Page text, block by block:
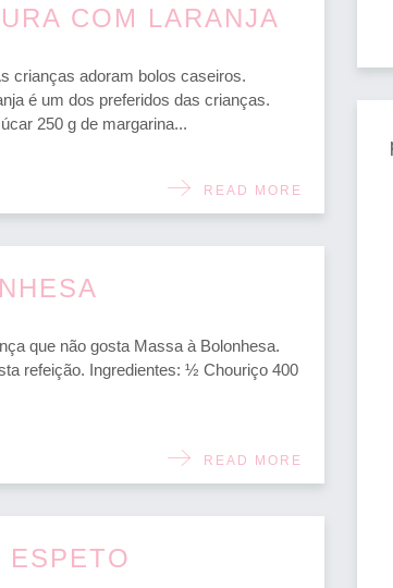
COM LARANJA
crianças adoram bolos caseiros.
é um dos preferidos das crianças.
250 g de margarina...
READ MORE
que não gosta Massa à Bolonhesa.
refeição. Ingredientes: ½ Chouriço 400
READ MORE
ESPETO